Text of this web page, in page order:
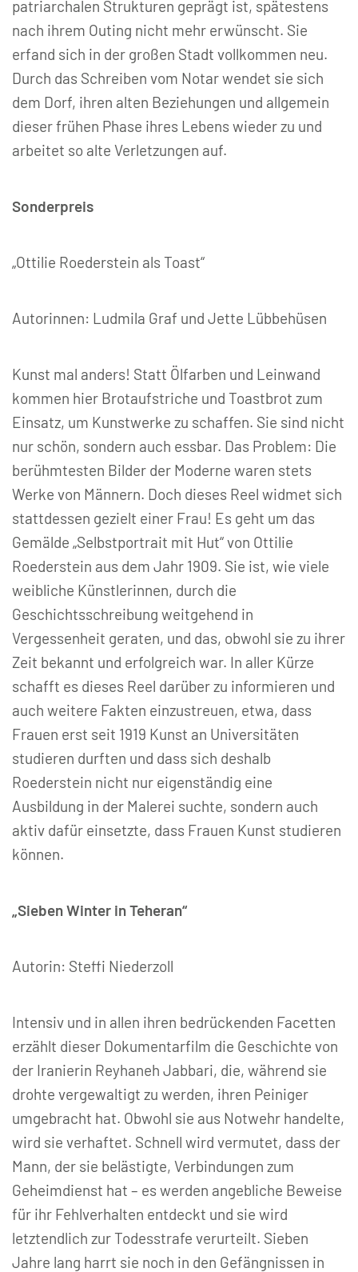
patriarchalen Strukturen geprägt ist, spätestens
nach ihrem Outing nicht mehr erwünscht. Sie
erfand sich in der großen Stadt vollkommen neu.
Durch das Schreiben vom Notar wendet sie sich
dem Dorf, ihren alten Beziehungen und allgemein
dieser frühen Phase ihres Lebens wieder zu und
arbeitet so alte Verletzungen auf.
Sonderpreis
„Ottilie Roederstein als Toast“
Autorinnen: Ludmila Graf und Jette Lübbehüsen
Kunst mal anders! Statt Ölfarben und Leinwand
kommen hier Brotaufstriche und Toastbrot zum
Einsatz, um Kunstwerke zu schaffen. Sie sind nicht
nur schön, sondern auch essbar. Das Problem: Die
berühmtesten Bilder der Moderne waren stets
Werke von Männern. Doch dieses Reel widmet sich
stattdessen gezielt einer Frau! Es geht um das
Gemälde „Selbstportrait mit Hut“ von Ottilie
Roederstein aus dem Jahr 1909. Sie ist, wie viele
weibliche Künstlerinnen, durch die
Geschichtsschreibung weitgehend in
Vergessenheit geraten, und das, obwohl sie zu ihrer
Zeit bekannt und erfolgreich war. In aller Kürze
schafft es dieses Reel darüber zu informieren und
auch weitere Fakten einzustreuen, etwa, dass
Frauen erst seit 1919 Kunst an Universitäten
studieren durften und dass sich deshalb
Roederstein nicht nur eigenständig eine
Ausbildung in der Malerei suchte, sondern auch
aktiv dafür einsetzte, dass Frauen Kunst studieren
können.
„Sieben Winter in Teheran“
Autorin: Steffi Niederzoll
Intensiv und in allen ihren bedrückenden Facetten
erzählt dieser Dokumentarfilm die Geschichte von
der Iranierin Reyhaneh Jabbari, die, während sie
drohte vergewaltigt zu werden, ihren Peiniger
umgebracht hat. Obwohl sie aus Notwehr handelte,
wird sie verhaftet. Schnell wird vermutet, dass der
Mann, der sie belästigte, Verbindungen zum
Geheimdienst hat – es werden angebliche Beweise
für ihr Fehlverhalten entdeckt und sie wird
letztendlich zur Todesstrafe verurteilt. Sieben
Jahre lang harrt sie noch in den Gefängnissen in